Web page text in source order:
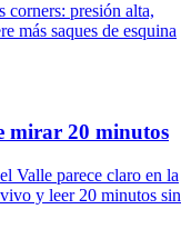
presión alta,
más saques de esquina
mirar 20 minutos
Valle parece claro en la
y leer 20 minutos sin